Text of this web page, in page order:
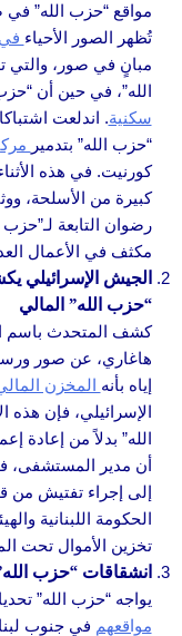
مواقع “حزب الله” في
تُظهر الصور الأحياء
مبانٍ في صور، والتي
الله”، في حين أن
سكنية. اندلعت
“حزب الله” بتدمير
كورنيت. في هذه
كبيرة من الأسلحة،
رضوان التابعة لـ”حزب
مكثف في الأعمال
الجيش الإسرائيلي
“حزب الله” المالي
كشف المتحدث باسم
هاغاري، عن صور
إياه بأنه المخزن
الإسرائيلي، فإن
الله” بدلاً من إعادة
أن مدير المستشفى،
إلى إجراء تفتيش من
الحكومة اللبنانية
تخزين الأموال تحت
انشقاقات “حزب
يواجه “حزب الله”
مواقعهم في جنوب